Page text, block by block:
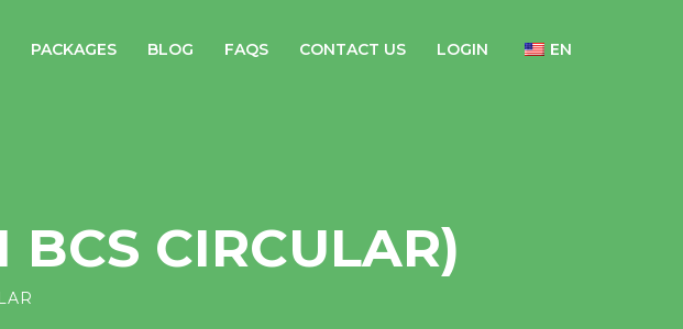
PACKAGES BLOG FAQS CONTACT US LOGIN EN
BCS CIRCULAR)